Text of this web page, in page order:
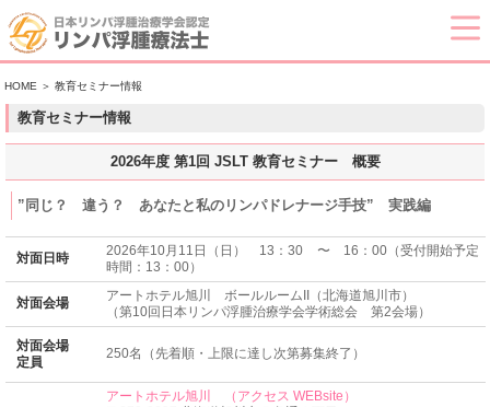
HOME ＞ 教育セミナー情報
教育セミナー情報
2026年度 第1回 JSLT 教育セミナー 概要
”同じ？ 違う？ あなたと私のリンパドレナージ手技” 実践編
対面日時
2026年10月11日（日） 13：30 〜 16：00（受付開始予定
時間：13：00）
対面会場
アートホテル旭川 ボールルームII（北海道旭川市）
（第10回日本リンパ浮腫治療学会学術総会 第2会場）
対面会場
定員
250名（先着順・上限に達し次第募集終了）
アートホテル旭川 （アクセス WEBsite）